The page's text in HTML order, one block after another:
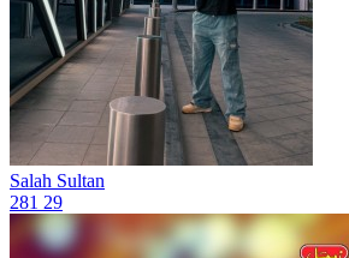
Salah Sultan
281 29